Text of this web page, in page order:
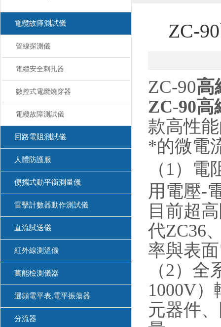
電纜故障測試儀
管線探測儀
電纜安全刺扎器
數控式電纜燒穿器
電纜故障測試儀
回路電阻測試儀
人體防護服
便攜式動平衡測量儀
雷擊計數器動作測試儀
直流試送儀
紅外線測溫儀
萬能檢測儀器
選頻電平表,電平振蕩器
分流器
ZC-
ZC-90高
ZC-90高
款高性
*的微電
（1）
用電壓-
目前超
代ZC36
率與表
（2）
1000V
元器件